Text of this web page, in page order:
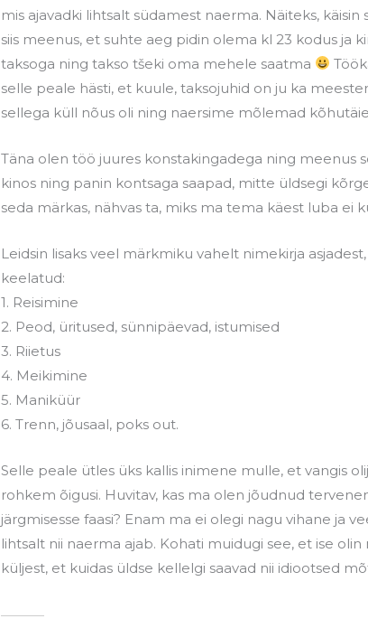
mis ajavadki lihtsalt südamest naerma. Näiteks, käisin
siis meenus, et suhte aeg pidin olema kl 23 kodus ja
taksoga ning takso tšeki oma mehele saatma
selle peale hästi, et kuule, taksojuhid on ju ka
sellega küll nõus oli ning naersime mõlemad
Täna olen töö juures konstakingadega ning meenus
kinos ning panin kontsaga saapad, mitte üldsegi
seda märkas, nähvas ta, miks ma tema käest luba ei
Leidsin lisaks veel märkmiku vahelt nimekirja
keelatud:
1. Reisimine
2. Peod, üritused, sünnipäevad, istumised
3. Riietus
4. Meikimine
5. Maniküür
6. Trenn, jõusaal, poks out.
Selle peale ütles üks kallis inimene mulle, et vangis
rohkem õigusi. Huvitav, kas ma olen jõudnud
järgmisesse faasi? Enam ma ei olegi nagu vihane ja
lihtsalt nii naerma ajab. Kohati muidugi see, et ise olin
küljest, et kuidas üldse kellelgi saavad nii idiootsed